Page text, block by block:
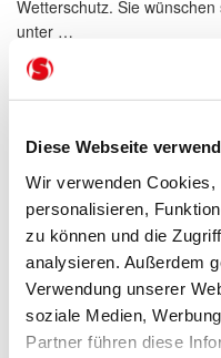
Diese Webseite
Wir verwenden
personalisieren,
zu können und die
analysieren. Außerdem
Verwendung unserer
soziale Medien,
Partner führen diese
Wetterschutz. Sie
unter …
im